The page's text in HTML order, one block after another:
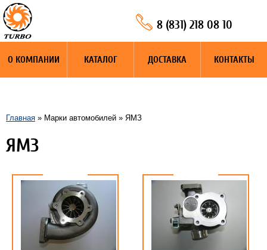
О КОМПАНИИ КАТАЛОГ ДОСТАВКА КОНТАКТЫ
8 (831) 218 08 10
Главная » Марки автомобилей » ЯМЗ
ЯМЗ